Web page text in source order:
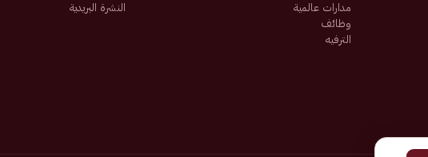
مدارات عالمية
وظائف
الترفيه
النشرة البريدية